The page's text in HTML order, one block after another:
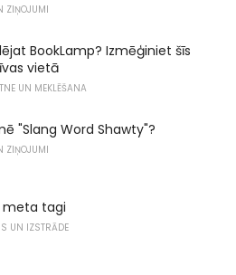
ZIŅOJUMI
BookLamp? Izmēģiniet šīs
vietā
UN MEKLĒŠANA
"Slang Word Shawty"?
ZIŅOJUMI
meta tagi
UN IZSTRĀDE